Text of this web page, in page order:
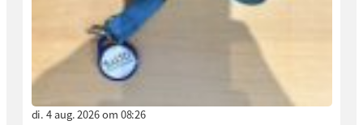
di. 4 aug. 2026 om 08:26